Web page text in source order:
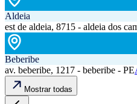
Aldeia
est de aldeia, 8715 - aldeia dos
Beberibe
av. beberibe, 1217 - beberibe - PE
Mostrar todas